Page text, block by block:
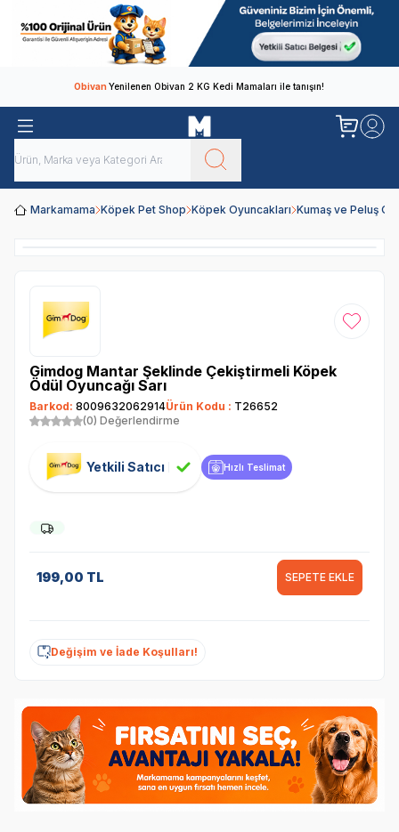
ObivanYenilenen Obivan 2 KG Kedi Mamaları ile tanışın!
Markamama Köpek Pet Shop Köpek Oyuncakları Kumaş ve Peluş
Favoriye
Gimdog Mantar Şeklinde Çekiştirmeli Köpek
Ödül Oyuncağı Sarı
Barkod: 8009632062914Ürün Kodu : T26652
(0) Değerlendirme
Yetkili Satıcı Hızlı Teslimat
199,00 TL SEPETE EKLE
Değişim ve İade Koşulları!